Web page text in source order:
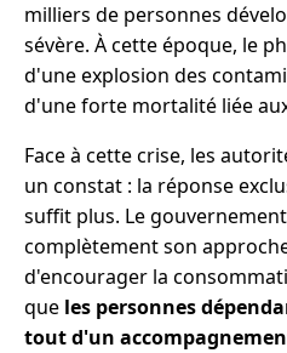
milliers de personnes
sévère. À cette époque, le
d'une explosion des
d'une forte mortalité liée
Face à cette crise, les
un constat : la réponse
suffit plus. Le
complètement son
d'encourager la
que les personnes
tout d'un